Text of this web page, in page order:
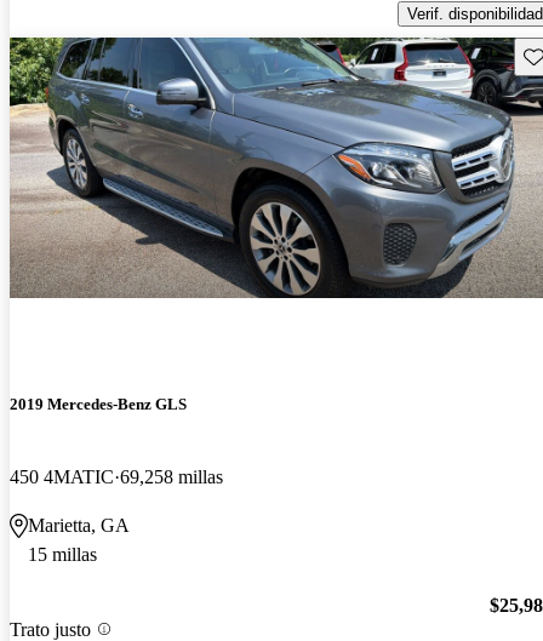
Verif. disponibilidad
2019 Mercedes-Benz GLS
450 4MATIC 69,258 millas
Marietta, GA
15 millas
Trato justo